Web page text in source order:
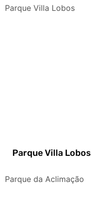
Parque Villa Lobos
Parque Villa Lobos
Parque da Aclimação